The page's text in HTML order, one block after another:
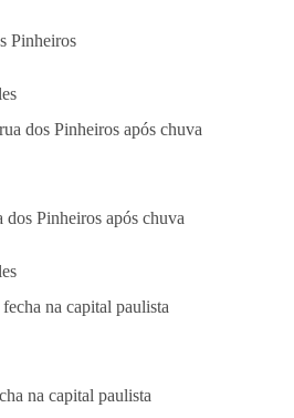
Pinheiros
Pinheiros após chuva
na capital paulista